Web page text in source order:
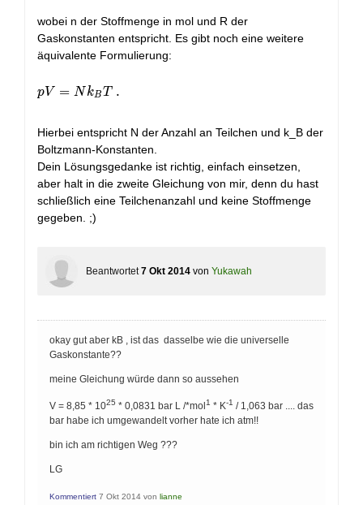
wobei n der Stoffmenge in mol und R der
Gaskonstanten entspricht. Es gibt noch eine weitere
äquivalente Formulierung:
pV = Nk_B T \ .
pV = NkBT .
Hierbei entspricht N der Anzahl an Teilchen und k_B der
Boltzmann-Konstanten.
Dein Lösungsgedanke ist richtig, einfach einsetzen,
aber halt in die zweite Gleichung von mir, denn du hast
schließlich eine Teilchenanzahl und keine Stoffmenge
gegeben. ;)
Beantwortet 7 Okt 2014 von Yukawah
okay gut aber kB , ist das dasselbe wie die universelle
Gaskonstante??
meine Gleichung würde dann so aussehen
V = 8,85 * 1025 * 0,0831 bar L /*mol1 * K-1 / 1,063 bar .... das
bar habe ich umgewandelt vorher hate ich atm!!
bin ich am richtigen Weg ???
LG
Kommentiert 7 Okt 2014 von lianne